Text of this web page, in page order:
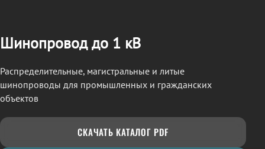
Шинопровод до 1 кВ
Распределительные, магистральные и литые
шинопроводы для промышленных и гражданских
объектов
СКАЧАТЬ КАТАЛОГ PDF